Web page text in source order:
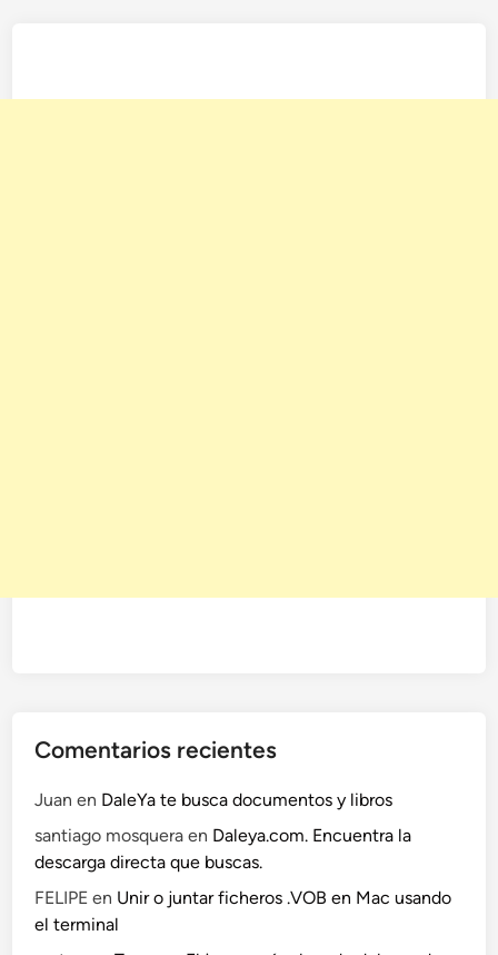
Comentarios recientes
Juan en DaleYa te busca documentos y libros
santiago mosquera en Daleya.com. Encuentra la
descarga directa que buscas.
FELIPE en Unir o juntar ficheros .VOB en Mac usando
el terminal